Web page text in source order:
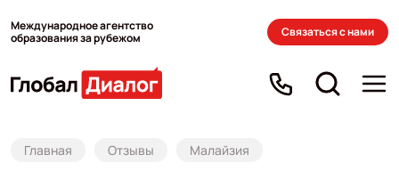
Международное агентство
образования за рубежом
Связаться с нами
Главная Отзывы Малайзия